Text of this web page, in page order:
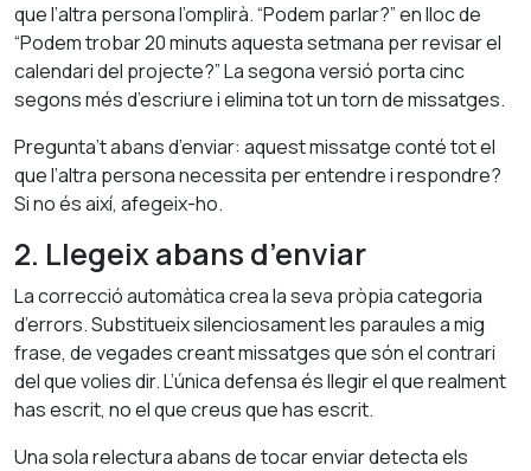
que l’altra persona l’omplirà. “Podem parlar?” en lloc de
“Podem trobar 20 minuts aquesta setmana per revisar el
calendari del projecte?” La segona versió porta cinc
segons més d’escriure i elimina tot un torn de missatges.
Pregunta’t abans d’enviar: aquest missatge conté tot el
que l’altra persona necessita per entendre i respondre?
Si no és així, afegeix-ho.
2. Llegeix abans d’enviar
La correcció automàtica crea la seva pròpia categoria
d’errors. Substitueix silenciosament les paraules a mig
frase, de vegades creant missatges que són el contrari
del que volies dir. L’única defensa és llegir el que realment
has escrit, no el que creus que has escrit.
Una sola relectura abans de tocar enviar detecta els